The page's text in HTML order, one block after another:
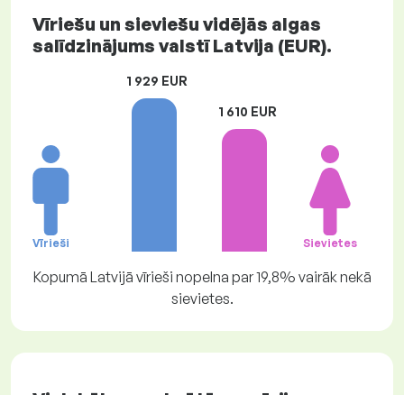
Vīriešu un sieviešu vidējās algas
salīdzinājums valstī Latvija (EUR).
Vīrieši
1 929 EUR
1 610 EUR
Sievietes
Kopumā Latvijā vīrieši nopelna par 19,8% vairāk nekā
sievietes.